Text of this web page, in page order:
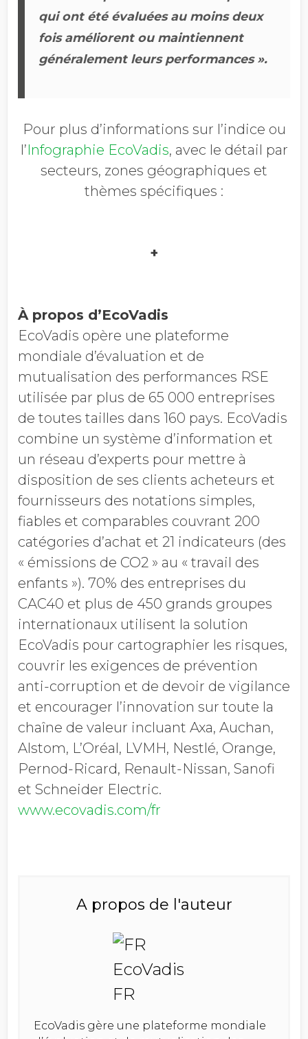
qui ont été évaluées au moins deux
fois améliorent ou maintiennent
généralement leurs performances ».
Pour plus d’informations sur l’indice ou
l’Infographie EcoVadis, avec le détail par
secteurs, zones géographiques et
thèmes spécifiques :
+
À propos d’EcoVadis
EcoVadis opère une plateforme
mondiale d’évaluation et de
mutualisation des performances RSE
utilisée par plus de 65 000 entreprises
de toutes tailles dans 160 pays. EcoVadis
combine un système d’information et
un réseau d’experts pour mettre à
disposition de ses clients acheteurs et
fournisseurs des notations simples,
fiables et comparables couvrant 200
catégories d’achat et 21 indicateurs (des
« émissions de CO2 » au « travail des
enfants »). 70% des entreprises du
CAC40 et plus de 450 grands groupes
internationaux utilisent la solution
EcoVadis pour cartographier les risques,
couvrir les exigences de prévention
anti-corruption et de devoir de vigilance
et encourager l’innovation sur toute la
chaîne de valeur incluant Axa, Auchan,
Alstom, L’Oréal, LVMH, Nestlé, Orange,
Pernod-Ricard, Renault-Nissan, Sanofi
et Schneider Electric.
www.ecovadis.com/fr
A propos de l'auteur
EcoVadis gère une plateforme mondiale